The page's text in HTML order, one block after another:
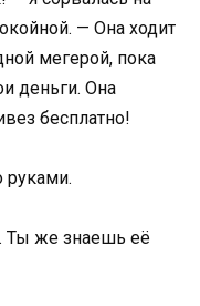
— Она ходит
мегерой, пока
деньги. Она
бесплатно!
руками.
Ты же знаешь её